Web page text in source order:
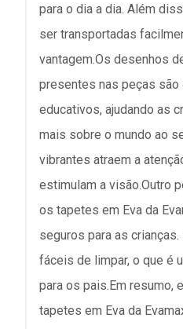
para o dia a dia. Além
ser transportadas
vantagem.Os desenhos
presentes nas peças
educativos, ajudando as
mais sobre o mundo ao
vibrantes atraem a
estimulam a visão.Outro
os tapetes em Eva da
seguros para as
fáceis de limpar, o que é
para os pais.Em resumo,
tapetes em Eva da